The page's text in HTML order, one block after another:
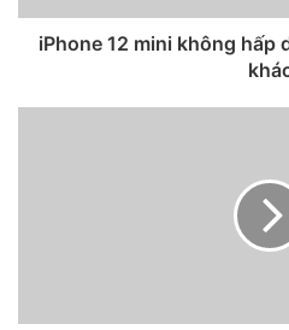
——————————-
Nhà phân phối DEKEY
http://
iPhone 12 mini không hấp